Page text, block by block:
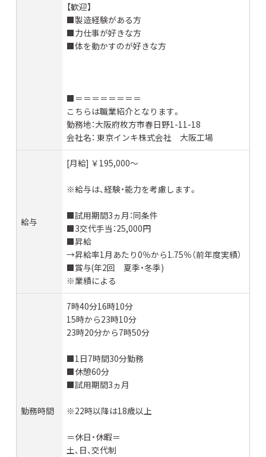
【歓迎】
■製造経験がある方
■力仕事が好きな方
■体を動かすのが好きな方
■＝＝＝＝＝＝＝＝
こちらは職業紹介となります。
勤務地：大阪府枚方市春日野1-11-18
会社名： 東京インキ株式会社 大阪工場
給与
[月給] ￥195,000〜
※給与は、経験・能力を考慮します。
■試用期間3ヵ月：同条件
■3交代手当：25,000円
■昇給
→昇給率1月あたり0％から1.75％（前年度実績）
■賞与(年2回 夏季・冬季)
※業績による
勤務時間
7時40分16時10分
15時から23時10分
23時20分から7時50分
■1日7時間30分勤務
■休憩60分
■試用期間3ヵ月
※22時以降は18歳以上
＝休日・休暇＝
土、日、交代制